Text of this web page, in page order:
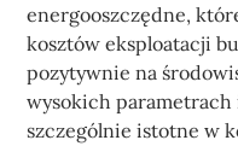
energooszczędne,
kosztów eksploatacji
pozytywnie na
wysokich
szczególnie istotne w